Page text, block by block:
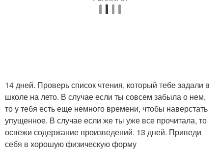
14 дней. Проверь список чтения, который тебе задали в
школе на лето. В случае если ты совсем забыла о нем,
то у тебя есть еще немного времени, чтобы наверстать
упущенное. В случае если же ты уже все прочитала, то
освежи содержание произведений. 13 дней. Приведи
себя в хорошую физическую форму